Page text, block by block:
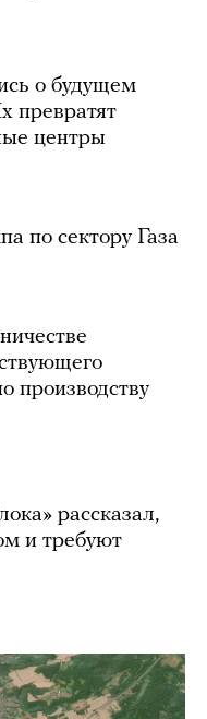
о будущем
превратят
центры
по сектору Газа
производству
рассказал,
и требуют